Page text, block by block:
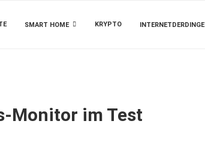
SMART HOME KRYPTO INTERNETDERDINGE
Monitor im Test